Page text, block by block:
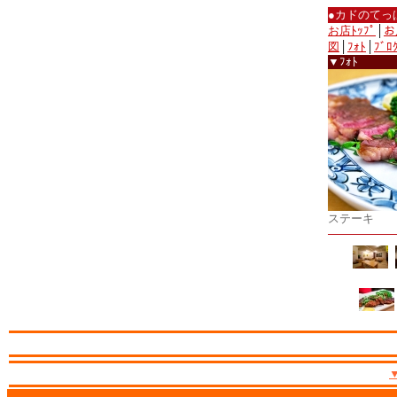
●カドのて
お店ﾄｯﾌﾟ
図
ﾌｫﾄ
ﾌﾞﾛ
▼ﾌｫﾄ
ステーキ